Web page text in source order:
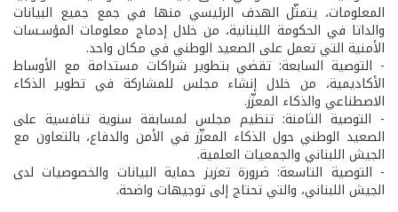
المعلومات، يتمثّل الهدف الرئيسي منها في جمع جميع البيانات
والداتا في الحكومة اللبنانية، من خلال إدماج معلومات المؤسـسات
الأمنية التي تعمل على الصعيد الوطني في مكان واحد.
- التوصية السابعة: تقضي بتطوير شراكات مستدامة مع الأوساط
الأكاديمية، من خلال إنشاء مجلس للمشاركة في تطوير الذكاء
الاصطناعي والذكاء المعزّز.
- التوصية الثامنة: تنظيم مجلس لمسابقة سنوية تنافسية على
الصعيد الوطني حول الذكاء المعزّز في الأمن والدفاع، بالتعاون مع
الجيش اللبناني والجمعيات العلمية.
- التوصية التاسعة: ضرورة تعزيز حماية البيانات والخصوصيات لدى
الجيش اللبناني، والتي تحتاج إلى توجيهات واضحة.